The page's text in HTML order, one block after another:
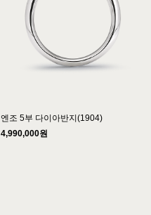
엔조 5부 다이아반지(1904)
4,990,000원